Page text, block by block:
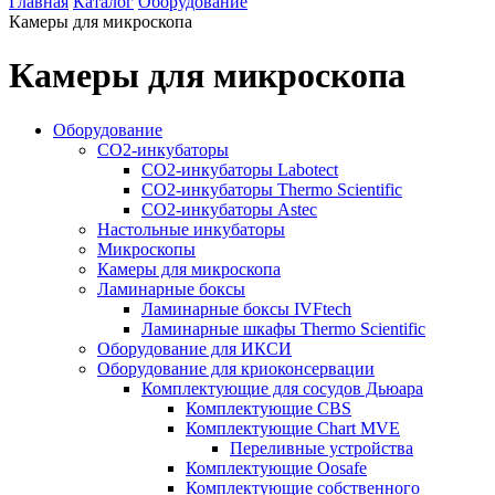
Камеры для микроскопа
Камеры для микроскопа
Оборудование
CO2-инкубаторы
CO2-инкубаторы Labotect
CO2-инкубаторы Thermo Scientific
СО2-инкубаторы Astec
Настольные инкубаторы
Микроскопы
Камеры для микроскопа
Ламинарные боксы
Ламинарные боксы IVFtech
Ламинарные шкафы Thermo Scientific
Оборудование для ИКСИ
Оборудование для криоконсервации
Комплектующие для сосудов Дьюара
Комплектующие CBS
Комплектующие Chart MVE
Переливные устройства
Комплектующие Oosafe
Комплектующие собственного